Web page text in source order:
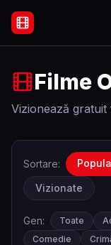
Filme Online
Filme
Vizionează
Sortare:
Vizionate
Gen: Toate
Comedie